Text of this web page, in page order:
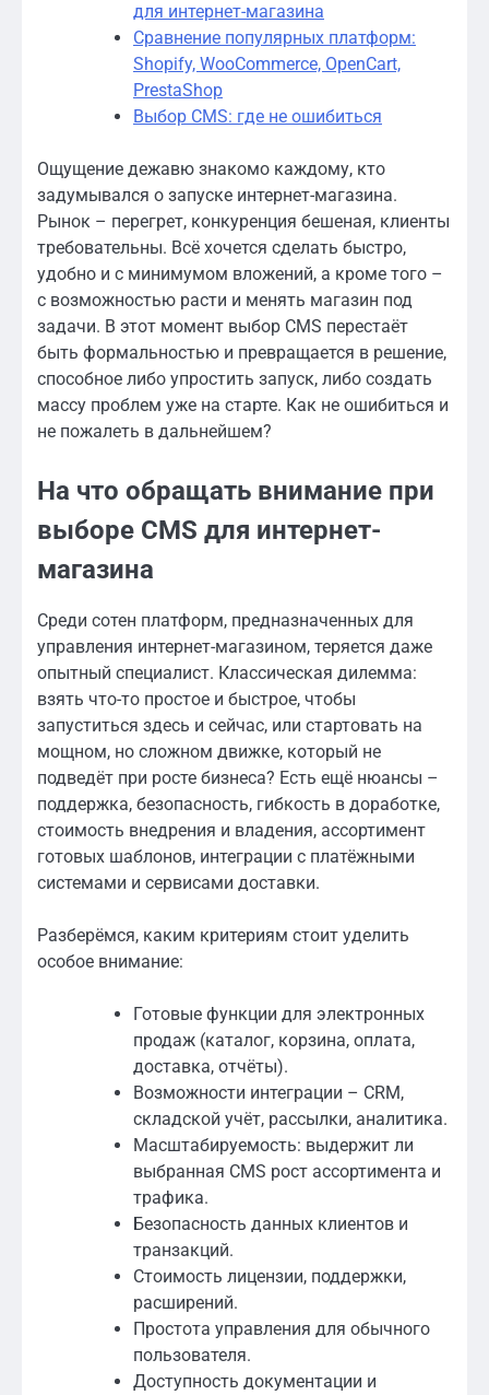
для интернет-магазина
Сравнение популярных платформ:
Shopify, WooCommerce, OpenCart,
PrestaShop
Выбор CMS: где не ошибиться
Ощущение дежавю знакомо каждому, кто
задумывался о запуске интернет-магазина.
Рынок – перегрет, конкуренция бешеная, клиенты
требовательны. Всё хочется сделать быстро,
удобно и с минимумом вложений, а кроме того –
с возможностью расти и менять магазин под
задачи. В этот момент выбор CMS перестаёт
быть формальностью и превращается в решение,
способное либо упростить запуск, либо создать
массу проблем уже на старте. Как не ошибиться и
не пожалеть в дальнейшем?
На что обращать внимание при
выборе CMS для интернет-
магазина
Среди сотен платформ, предназначенных для
управления интернет-магазином, теряется даже
опытный специалист. Классическая дилемма:
взять что-то простое и быстрое, чтобы
запуститься здесь и сейчас, или стартовать на
мощном, но сложном движке, который не
подведёт при росте бизнеса? Есть ещё нюансы –
поддержка, безопасность, гибкость в доработке,
стоимость внедрения и владения, ассортимент
готовых шаблонов, интеграции с платёжными
системами и сервисами доставки.
Разберёмся, каким критериям стоит уделить
особое внимание:
Готовые функции для электронных
продаж (каталог, корзина, оплата,
доставка, отчёты).
Возможности интеграции – CRM,
складской учёт, рассылки, аналитика.
Масштабируемость: выдержит ли
выбранная CMS рост ассортимента и
трафика.
Безопасность данных клиентов и
транзакций.
Стоимость лицензии, поддержки,
расширений.
Простота управления для обычного
пользователя.
Доступность документации и